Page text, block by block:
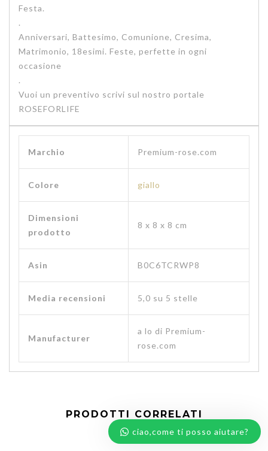
Festa.
.
Anniversari, Battesimo, Comunione, Cresima,
Matrimonio, 18esimi. Feste, perfette in ogni
occasione
.
Vuoi un preventivo scrivi sul nostro portale
ROSEFORLIFE
Marchio ‎Premium-rose.com
Colore giallo
Dimensioni
prodotto
‎8 x 8 x 8 cm
Asin B0C6TCRWP8
Media recensioni 5,0 su 5 stelle
Manufacturer
a lo di Premium-
rose.com
PRODOTTI CORRELATI
ciao,come ti posso aiutare?